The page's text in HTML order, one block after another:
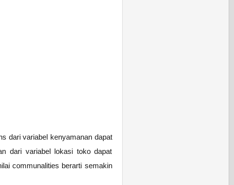
dari variabel kenyamanan dapat
dari variabel lokasi toko dapat
communalities berarti semakin